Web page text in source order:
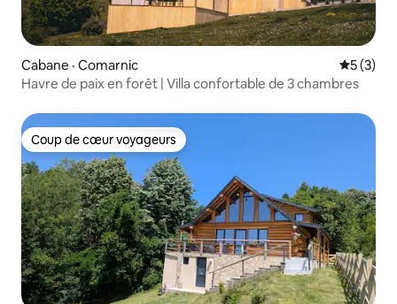
Cabane · Comarnic Note
5 (3)
Havre de paix en forêt | Villa confortable de 3 chambres
Coup de cœur voyageurs
Coup de cœur voyageurs